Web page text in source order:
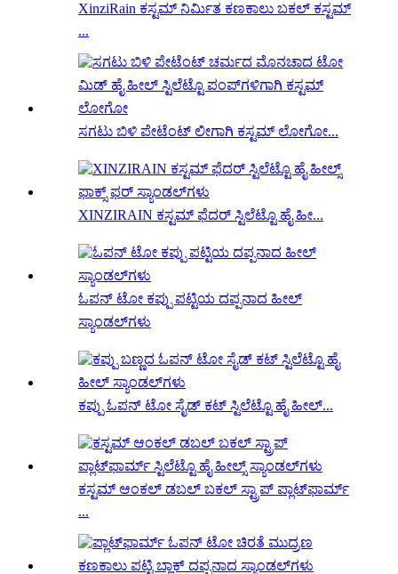
XinziRain ಕಸ್ಟಮ್ ನಿರ್ಮಿತ ಕಣಕಾಲು ಬಕಲ್ ಕಸ್ಟಮ್
...
ಸಗಟು ಬಿಳಿ ಪೇಟೆಂಟ್ ಲೀಗಾಗಿ ಕಸ್ಟಮ್ ಲೋಗೋ...
XINZIRAIN ಕಸ್ಟಮ್ ಫೆದರ್ ಸ್ಟಿಲೆಟ್ಟೊ ಹೈ ಹೀ...
ಓಪನ್ ಟೋ ಕಪ್ಪು ಪಟ್ಟಿಯ ದಪ್ಪನಾದ ಹೀಲ್
ಸ್ಯಾಂಡಲ್‌ಗಳು
ಕಪ್ಪು ಓಪನ್ ಟೋ ಸೈಡ್ ಕಟ್ ಸ್ಟಿಲೆಟ್ಟೊ ಹೈ ಹೀಲ್...
ಕಸ್ಟಮ್ ಆಂಕಲ್ ಡಬಲ್ ಬಕಲ್ ಸ್ಟ್ರಾಪ್ ಪ್ಲಾಟ್‌ಫಾರ್ಮ್
...